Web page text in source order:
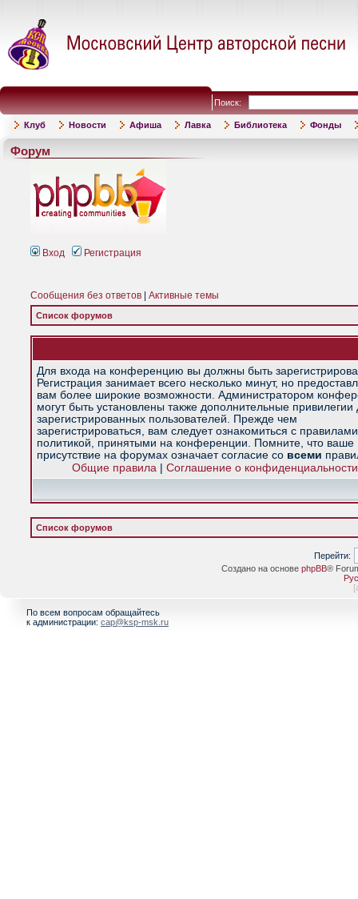
Поиск:
Клуб Новости Афиша Лавка Библиотека Фонды
Форум
Вход Регистрация
Сообщения без ответов Активные темы
Список форумов
Для входа на конференцию вы должны быть
Регистрация занимает всего несколько минут, но
вам более широкие возможности. Администратором
могут быть установлены также дополнительные привилегии
зарегистрированных пользователей. Прежде чем
зарегистрироваться, вам следует ознакомиться с
политикой, принятыми на конференции. Помните, что ваше
присутствие на форумах означает согласие со всеми
Общие правила| Соглашение о конфиденциальности
Список форумов
Перейти:
Создано на основе phpBB®
[
По всем вопросам обращайтесь
к администрации: cap@ksp-msk.ru